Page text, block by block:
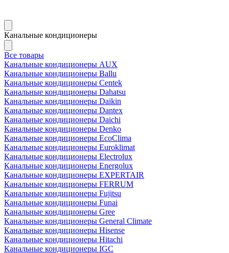
Канальные кондиционеры
Все товары
Канальные кондиционеры AUX
Канальные кондиционеры Ballu
Канальные кондиционеры Centek
Канальные кондиционеры Dahatsu
Канальные кондиционеры Daikin
Канальные кондиционеры Dantex
Канальные кондиционеры Daichi
Канальные кондиционеры Denko
Канальные кондиционеры EcoClima
Канальные кондиционеры Euroklimat
Канальные кондиционеры Electrolux
Канальные кондиционеры Energolux
Канальные кондиционеры EXPERTAIR
Канальные кондиционеры FERRUM
Канальные кондиционеры Fujitsu
Канальные кондиционеры Funai
Канальные кондиционеры Gree
Канальные кондиционеры General Climate
Канальные кондиционеры Hisense
Канальные кондиционеры Hitachi
Канальные кондиционеры IGC